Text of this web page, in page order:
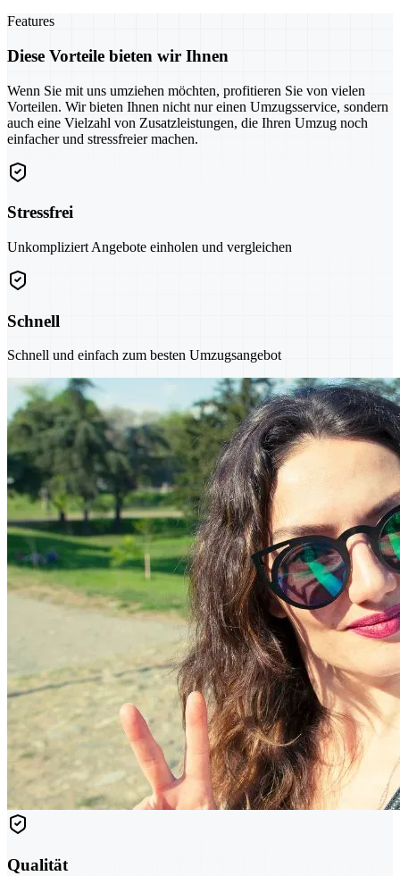
Features
Diese Vorteile bieten wir Ihnen
Wenn Sie mit uns umziehen möchten, profitieren Sie von vielen
Vorteilen. Wir bieten Ihnen nicht nur einen Umzugsservice, sondern
auch eine Vielzahl von Zusatzleistungen, die Ihren Umzug noch
einfacher und stressfreier machen.
Stressfrei
Unkompliziert Angebote einholen und vergleichen
Schnell
Schnell und einfach zum besten Umzugsangebot
Qualität